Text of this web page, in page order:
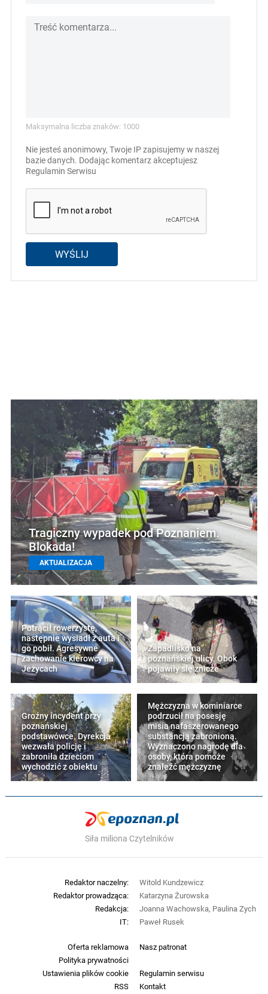
Maksymalna liczba znaków: 1000
Nie jesteś anonimowy, Twoje IP zapisujemy w naszej
bazie danych. Dodając komentarz akceptujesz
Regulamin Serwisu
WYŚLIJ
Tragiczny wypadek pod Poznaniem.
Blokada!
AKTUALIZACJA
Potrącił rowerzystę,
następnie wysiadł z auta i
go pobił. Agresywne
zachowanie kierowcy na
Jeżycach
Zapadlisko na
poznańskiej ulicy. Obok
pojawiły się znicze
Groźny incydent przy
poznańskiej
podstawówce. Dyrekcja
wezwała policję i
zabroniła dzieciom
wychodzić z obiektu
Mężczyzna w kominiarce
podrzucił na posesję
misia nafaszerowanego
substancją zabronioną.
Wyznaczono nagrodę dla
osoby, która pomoże
znaleźć mężczyznę
Siła miliona Czytelników
Oferta reklamowa
Nasz patronat
Polityka prywatności
Ustawienia plików cookie
Regulamin serwisu
RSS
Kontakt
Redaktor naczelny:
Witold Kundzewicz
Redaktor prowadząca:
Katarzyna Żurowska
Redakcja:
Joanna Wachowska, Paulina Zych
IT:
Paweł Rusek